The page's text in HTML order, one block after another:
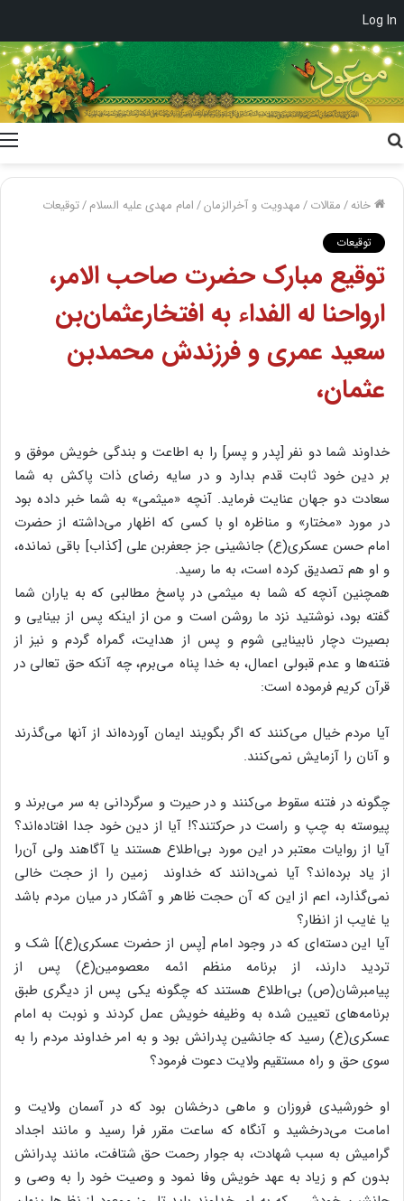
Log In
خانه/مقالات/مهدویت و آخرالزمان/امام مهدی علیه السلام/توقیعات
توقیعات
توقیع مبارک حضرت صاحب الامر،
ارواحنا له الفداء به افتخارعثمان‌بن
سعید عمری و فرزندش محمدبن
عثمان،
خداوند شما دو نفر [پدر و پسر] را به اطاعت و بندگی خویش موفق و
بر دین خود ثابت قدم بدارد و در سایه رضای ذات پاکش به شما
سعادت دو جهان عنایت فرماید. آنچه «میثمی» به شما خبر داده بود
در مورد «مختار» و مناظره او با کسی که اظهار می‌داشته از حضرت
امام حسن عسکری(ع) جانشینی جز جعفربن علی [کذاب] باقی نمانده،
و او هم تصدیق کرده است، به ما رسید.
همچنین آنچه که شما به میثمی در پاسخ مطالبی که به یاران شما
گفته بود، نوشتید نزد ما روشن است و من از اینکه پس از بینایی و
بصیرت دچار نابینایی شوم و پس از هدایت، گمراه گردم و نیز از
فتنه‌ها و عدم قبولی اعمال، به خدا پناه می‌برم، چه آنکه حق تعالی در
قرآن کریم فرموده است:
آیا مردم خیال می‌کنند که اگر بگویند ایمان آورده‌اند از آنها می‌گذرند
و آنان را آزمایش نمی‌کنند.
چگونه در فتنه سقوط می‌کنند و در حیرت و سرگردانی به سر می‌برند و
پیوسته به چپ و راست در حرکتند؟! آیا از دین خود جدا افتاده‌اند؟
آیا از روایات معتبر در این مورد بی‌اطلاع هستند یا آگاهند ولی آن‌را
از یاد برده‌اند؟ آیا نمی‌دانند که خداوند زمین را از حجت خالی
نمی‌گذارد، اعم از این که آن حجت ظاهر و آشکار در میان مردم باشد
یا غایب از انظار؟
آیا این دسته‌ای که در وجود امام [پس از حضرت عسکری(ع)] شک و
تردید دارند، از برنامه منظم ائمه معصومین(ع) پس از
پیامبرشان(ص) بی‌اطلاع هستند که چگونه یکی پس از دیگری طبق
برنامه‌های تعیین شده به وظیفه خویش عمل کردند و نوبت به امام
عسکری(ع) رسید که جانشین پدرانش بود و به امر خداوند مردم را به
سوی حق و راه مستقیم ولایت دعوت فرمود؟
او خورشیدی فروزان و ماهی درخشان بود که در آسمان ولایت و
امامت می‌درخشید و آنگاه که ساعت مقرر فرا رسید و مانند اجداد
گرامیش به سبب شهادت، به جوار رحمت حق شتافت، مانند پدرانش
بدون کم و زیاد به عهد خویش وفا نمود و وصیت خود را به وصی و